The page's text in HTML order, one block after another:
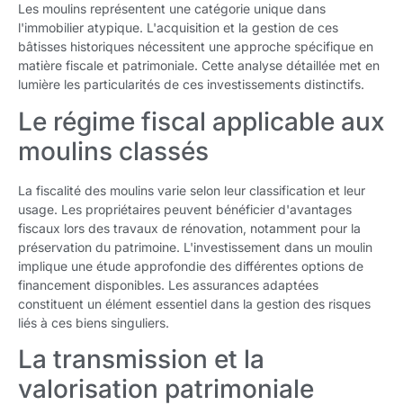
Les moulins représentent une catégorie unique dans
l'immobilier atypique. L'acquisition et la gestion de ces
bâtisses historiques nécessitent une approche spécifique en
matière fiscale et patrimoniale. Cette analyse détaillée met en
lumière les particularités de ces investissements distinctifs.
Le régime fiscal applicable aux
moulins classés
La fiscalité des moulins varie selon leur classification et leur
usage. Les propriétaires peuvent bénéficier d'avantages
fiscaux lors des travaux de rénovation, notamment pour la
préservation du patrimoine. L'investissement dans un moulin
implique une étude approfondie des différentes options de
financement disponibles. Les assurances adaptées
constituent un élément essentiel dans la gestion des risques
liés à ces biens singuliers.
La transmission et la
valorisation patrimoniale